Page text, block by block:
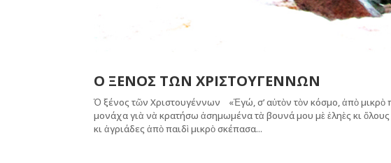
Ο ΞΕΝΟΣ ΤΩΝ ΧΡΙΣΤΟΥΓΕΝΝΩΝ
Ὁ ξένος τῶν Χριστουγέννων «Ἐγώ, σ’ αὐτὸν τὸν κόσμο, ἀπὸ μικρὸ
μονάχα γιὰ νὰ κρατήσω ἀσημωμένα τὰ βουνά μου μὲ ἐληὲς κι
κι ἀγριάδες ἀπὸ παιδὶ μικρὸ σκέπασα...